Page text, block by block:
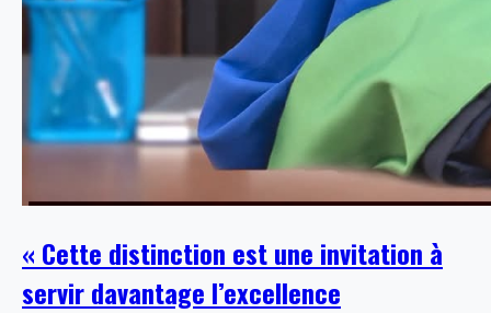
« Cette distinction est une invitation à
servir davantage l’excellence